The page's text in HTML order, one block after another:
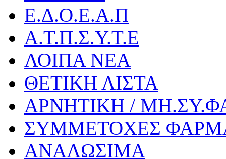
Ε.Δ.Ο.Ε.Α.Π
Α.Τ.Π.Σ.Υ.Τ.Ε
ΛΟΙΠΑ ΝΕΑ
ΘΕΤΙΚΗ ΛΙΣΤΑ
ΑΡΝΗΤΙΚΗ /
ΣΥΜΜΕΤΟΧΕΣ
ΑΝΑΛΩΣΙΜΑ